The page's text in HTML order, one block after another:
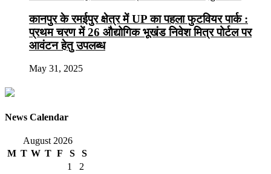
कानपुर के रमईपुर क्षेत्र में UP का पहला फुटवियर पार्क :
प्रथम चरण में 26 औद्योगिक भूखंड निवेश मित्र पोर्टल पर
आवंटन हेतु उपलब्ध
May 31, 2025
News Calendar
August 2026
M T W T F S
S
1
2